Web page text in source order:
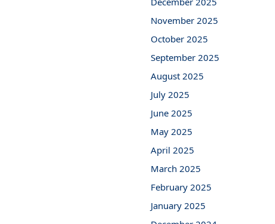
November 2025
October 2025
September 2025
August 2025
July 2025
June 2025
May 2025
April 2025
March 2025
February 2025
January 2025